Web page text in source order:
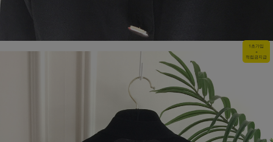
1초가입
+
적립금지급